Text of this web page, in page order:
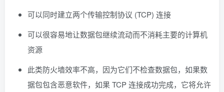
可以同时建立两个传输控制协议 (TCP) 连接
可以很容易地让数据包继续流动而不消耗主要的计算机
资源
此类防火墙效率不高，因为它们不检查数据包，如果数
据包包含恶意软件，如果 TCP 连接成功完成，它将允许